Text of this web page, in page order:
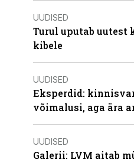
UUDISED
Turul uputab uutest
kibele
UUDISED
Eksperdid:
võimalusi, aga ära
UUDISED
Galerii: LVM aitab